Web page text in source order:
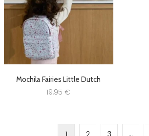
Mochila Fairies Little Dutch
19,95 €